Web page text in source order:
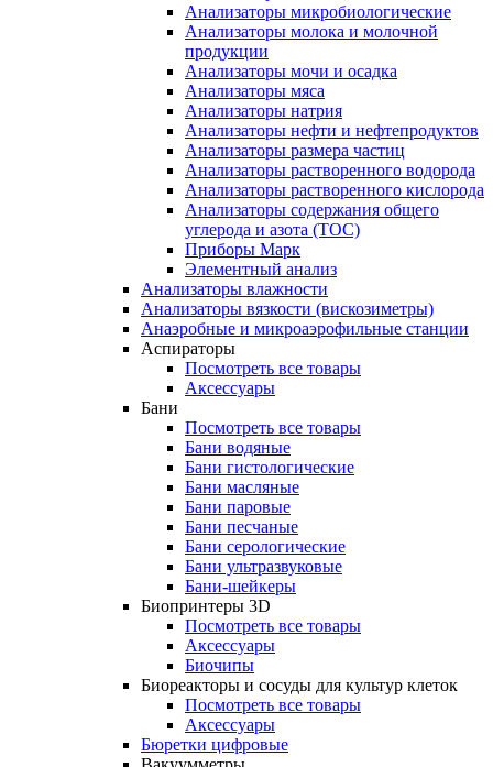
Анализаторы микробиологические
Анализаторы молока и молочной
продукции
Анализаторы мочи и осадка
Анализаторы мяса
Анализаторы натрия
Анализаторы нефти и нефтепродуктов
Анализаторы размера частиц
Анализаторы растворенного водорода
Анализаторы растворенного кислорода
Анализаторы содержания общего
углерода и азота (ТОС)
Приборы Марк
Элементный анализ
Анализаторы влажности
Анализаторы вязкости (вискозиметры)
Анаэробные и микроаэрофильные станции
Аспираторы
Посмотреть все товары
Аксессуары
Бани
Посмотреть все товары
Бани водяные
Бани гистологические
Бани масляные
Бани паровые
Бани песчаные
Бани серологические
Бани ультразвуковые
Бани-шейкеры
Биопринтеры 3D
Посмотреть все товары
Аксессуары
Биочипы
Биореакторы и сосуды для культур клеток
Посмотреть все товары
Аксессуары
Бюретки цифровые